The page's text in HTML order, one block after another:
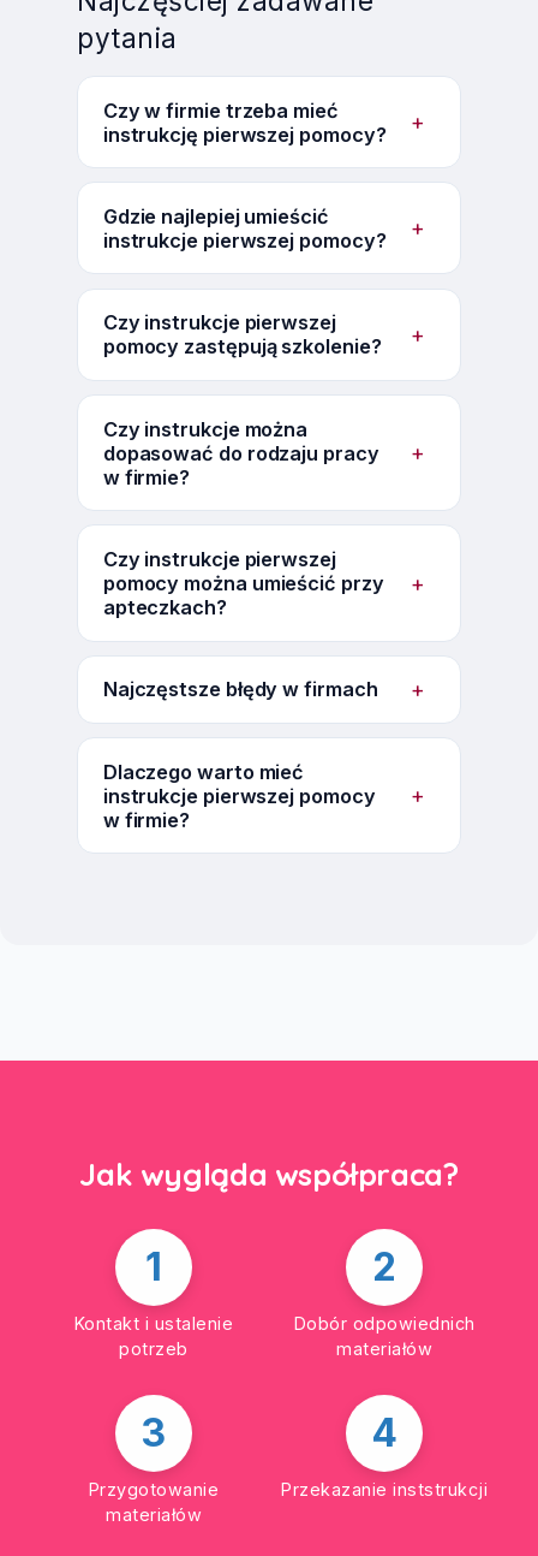
pytania
Czy w firmie trzeba mieć
instrukcję pierwszej pomocy?
+
Gdzie najlepiej umieścić
instrukcje pierwszej pomocy?
+
Czy instrukcje pierwszej
pomocy zastępują szkolenie?
+
Czy instrukcje można
dopasować do rodzaju pracy
w firmie?
+
Czy instrukcje pierwszej
pomocy można umieścić przy
apteczkach?
+
Najczęstsze błędy w firmach +
Dlaczego warto mieć
instrukcje pierwszej pomocy
w firmie?
+
Jak wygląda współpraca?
1
Kontakt i ustalenie
potrzeb
2
Dobór odpowiednich
materiałów
3
Przygotowanie
materiałów
4
Przekazanie inststrukcji